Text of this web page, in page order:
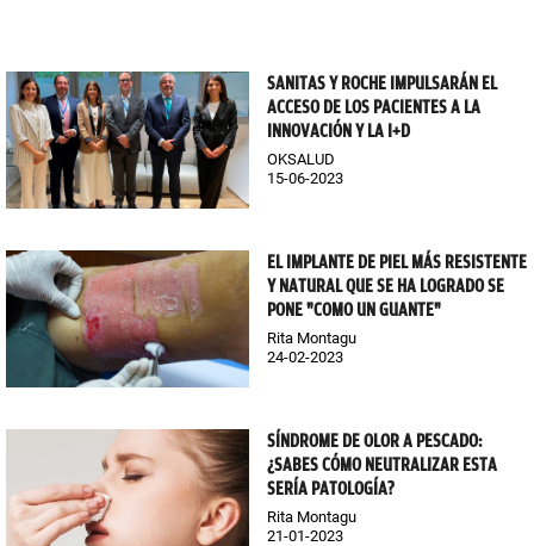
SANITAS Y ROCHE IMPULSARÁN EL
ACCESO DE LOS PACIENTES A LA
INNOVACIÓN Y LA I+D
OKSALUD
15-06-2023
EL IMPLANTE DE PIEL MÁS RESISTENTE
Y NATURAL QUE SE HA LOGRADO SE
PONE "COMO UN GUANTE"
Rita Montagu
24-02-2023
SÍNDROME DE OLOR A PESCADO:
¿SABES CÓMO NEUTRALIZAR ESTA
SERÍA PATOLOGÍA?
Rita Montagu
21-01-2023